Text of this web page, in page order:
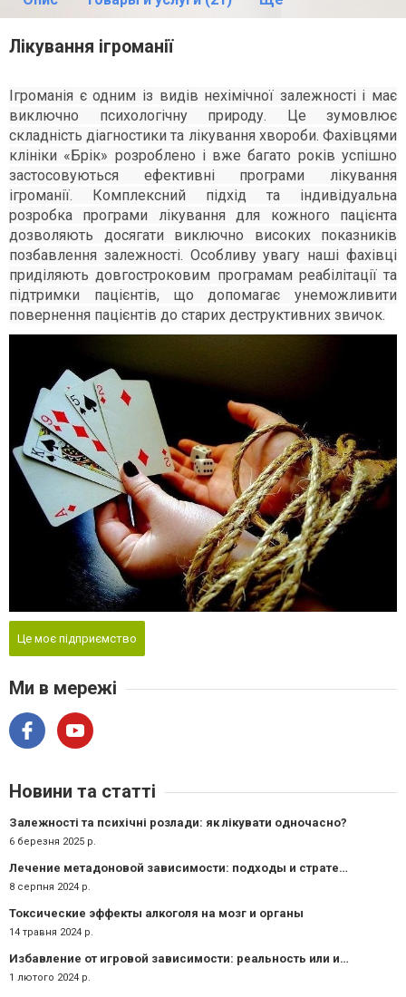
Лікування ігроманії
Ігроманія є одним із видів нехімічної залежності і має
виключно психологічну природу. Це зумовлює
складність діагностики та лікування хвороби. Фахівцями
клініки «Брік» розроблено і вже багато років успішно
застосовуються ефективні програми лікування
ігроманії. Комплексний підхід та індивідуальна
розробка програми лікування для кожного пацієнта
дозволяють досягати виключно високих показників
позбавлення залежності. Особливу увагу наші фахівці
приділяють довгостроковим програмам реабілітації та
підтримки пацієнтів, що допомагає унеможливити
повернення пацієнтів до старих деструктивних звичок.
Це моє підприємство
Ми в мережі
Новини та статті
Залежності та психічні розлади: як лікувати одночасно?
6 березня 2025 р.
Лечение метадоновой зависимости: подходы и стратегии
8 серпня 2024 р.
Токсические эффекты алкоголя на мозг и органы
14 травня 2024 р.
Избавление от игровой зависимости: реальность или иллюзия?
1 лютого 2024 р.